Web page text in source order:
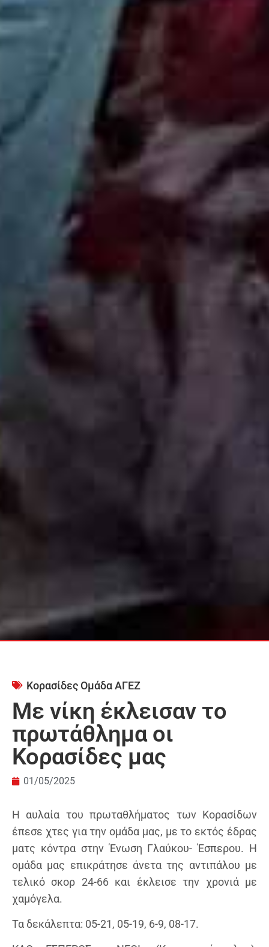
Κορασίδες Ομάδα ΑΓΕΖ
Με νίκη έκλεισαν το
πρωτάθλημα οι
Κορασίδες μας
01/05/2025
Η αυλαία του πρωταθλήματος των Κορασίδων
έπεσε χτες για την ομάδα μας, με το εκτός έδρας
ματς κόντρα στην Ένωση Γλαύκου- Έσπερου. Η
ομάδα μας επικράτησε άνετα της αντιπάλου με
τελικό σκορ 24-66 και έκλεισε την χρονιά με
χαμόγελα.
Τα δεκάλεπτα: 05-21, 05-19, 6-9, 08-17.